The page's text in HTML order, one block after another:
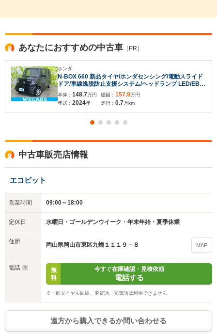
あなたにおすすめの中古車 ［PR］
ホンダ
N-BOX 660 新品タイヤ/ホンダセンシング/電動スライド
ドア/車線逸脱防止支援システム/ヘッドランプ LED/EBD
付ABS/横滑り防止装置/アイドリングストップ/禁煙車/エ
アバッグ 運転席
本体： 148.7万円
年式： 2024年
総額： 157.9万円
走行： 0.7万km
中古車販売店情報
エコピット
営業時間 09:00～18:00
定休日 水曜日・ゴールデンウイーク・年末年始・夏季休業
住所 岡山県岡山市東区九蟠１１１９－８ MAP
電話
無
料
今すぐ在庫確認・見積依頼
電話する
※一部ダイヤル回線、IP電話、光電話は利用できません
遠方から購入できるか問い合わせる
入力途中の情報を保存しますか？
※次回問い合わせをする際に自動入力されます
※保存された情報は90日で破棄されます